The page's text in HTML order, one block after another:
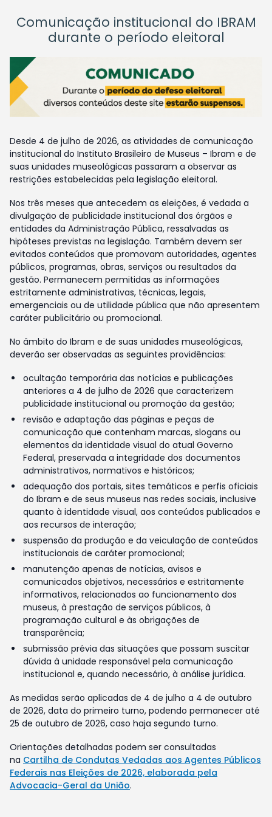
Comunicação institucional do IBRAM
durante o período eleitoral
Desde 4 de julho de 2026, as atividades de comunicação
institucional do Instituto Brasileiro de Museus – Ibram e de
suas unidades museológicas passaram a observar as
restrições estabelecidas pela legislação eleitoral.
Nos três meses que antecedem as eleições, é vedada a
divulgação de publicidade institucional dos órgãos e
entidades da Administração Pública, ressalvadas as
hipóteses previstas na legislação. Também devem ser
evitados conteúdos que promovam autoridades, agentes
públicos, programas, obras, serviços ou resultados da
gestão. Permanecem permitidas as informações
estritamente administrativas, técnicas, legais,
emergenciais ou de utilidade pública que não apresentem
caráter publicitário ou promocional.
No âmbito do Ibram e de suas unidades museológicas,
deverão ser observadas as seguintes providências:
ocultação temporária das notícias e publicações
anteriores a 4 de julho de 2026 que caracterizem
publicidade institucional ou promoção da gestão;
revisão e adaptação das páginas e peças de
comunicação que contenham marcas, slogans ou
elementos da identidade visual do atual Governo
Federal, preservada a integridade dos documentos
administrativos, normativos e históricos;
adequação dos portais, sites temáticos e perfis oficiais
do Ibram e de seus museus nas redes sociais, inclusive
quanto à identidade visual, aos conteúdos publicados e
aos recursos de interação;
suspensão da produção e da veiculação de conteúdos
institucionais de caráter promocional;
manutenção apenas de notícias, avisos e
comunicados objetivos, necessários e estritamente
informativos, relacionados ao funcionamento dos
museus, à prestação de serviços públicos, à
programação cultural e às obrigações de
transparência;
submissão prévia das situações que possam suscitar
dúvida à unidade responsável pela comunicação
institucional e, quando necessário, à análise jurídica.
As medidas serão aplicadas de 4 de julho a 4 de outubro
de 2026, data do primeiro turno, podendo permanecer até
25 de outubro de 2026, caso haja segundo turno.
Orientações detalhadas podem ser consultadas
na Cartilha de Condutas Vedadas aos Agentes Públicos
Federais nas Eleições de 2026, elaborada pela
Advocacia-Geral da União.